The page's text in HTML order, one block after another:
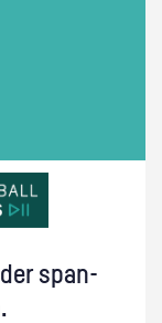
der span­